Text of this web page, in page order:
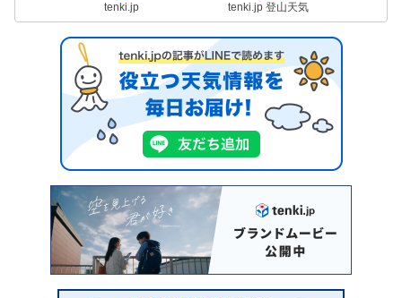
tenki.jp tenki.jp 登山天気